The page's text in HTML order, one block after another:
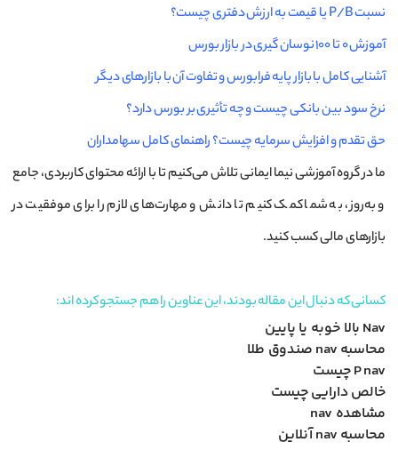
نسبت P/B یا قیمت به ارزش دفتری چیست؟
آموزش 0 تا 100 نوسان گیری در بازار بورس
آشنایی کامل با بازار پایه فرابورس و تفاوت آن با بازارهای دیگر
نرخ سود بین بانکی چیست و چه تأثیری بر بورس دارد؟
حق تقدم و افزایش سرمایه چیست؟ راهنمای کامل سهامداران
ما در گروه آموزشی نیما ایمانی تلاش می‌کنیم تا با ارائه محتوای کاربردی، جامع
و به‌روز، به شما کمک کنیم تا دانش و مهارت‌های لازم را برای موفقیت در
بازارهای مالی کسب کنید.
کسانی که دنبال این مقاله بودند، این عناوین را هم جستجو کرده اند:
Nav بالا خوبه یا پایین
محاسبه nav صندوق طلا
P nav چیست
خالص دارایی چیست
مشاهده nav
محاسبه nav آنلاین